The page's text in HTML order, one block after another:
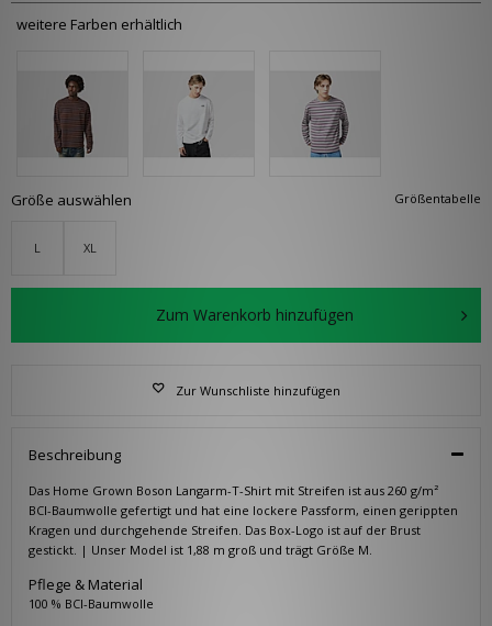
weitere Farben erhältlich
Größentabelle
Größe auswählen
L XL
Zum Warenkorb hinzufügen
Zur Wunschliste hinzufügen
Beschreibung
Das Home Grown Boson Langarm-T-Shirt mit Streifen ist aus 260 g/m²
BCI-Baumwolle gefertigt und hat eine lockere Passform, einen gerippten
Kragen und durchgehende Streifen. Das Box-Logo ist auf der Brust
gestickt. | Unser Model ist 1,88 m groß und trägt Größe M.
Pflege & Material
100 % BCI-Baumwolle